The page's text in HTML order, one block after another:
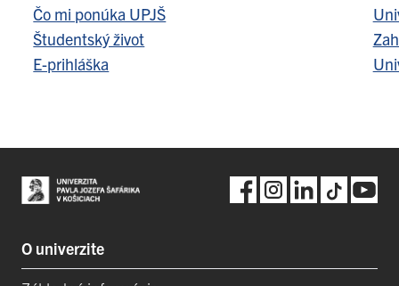
Čo mi ponúka UPJŠ
Študentský život
E-prihláška
O univerzite